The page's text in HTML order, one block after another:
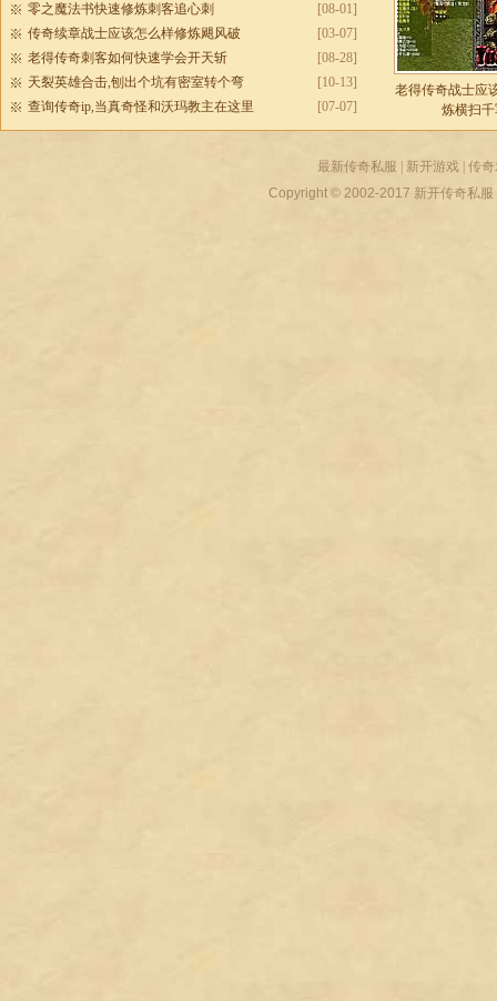
[08-01]
零之魔法书快速修炼刺客追心刺
[03-07]
传奇续章战士应该怎么样修炼飓风破
[08-28]
老得传奇刺客如何快速学会开天斩
[10-13]
天裂英雄合击,刨出个坑有密室转个弯
[07-07]
查询传奇ip,当真奇怪和沃玛教主在这里
老得传奇战士应
炼横扫
最新传奇私服 新开游戏 传
Copyright © 2002-2017 新开传奇私服